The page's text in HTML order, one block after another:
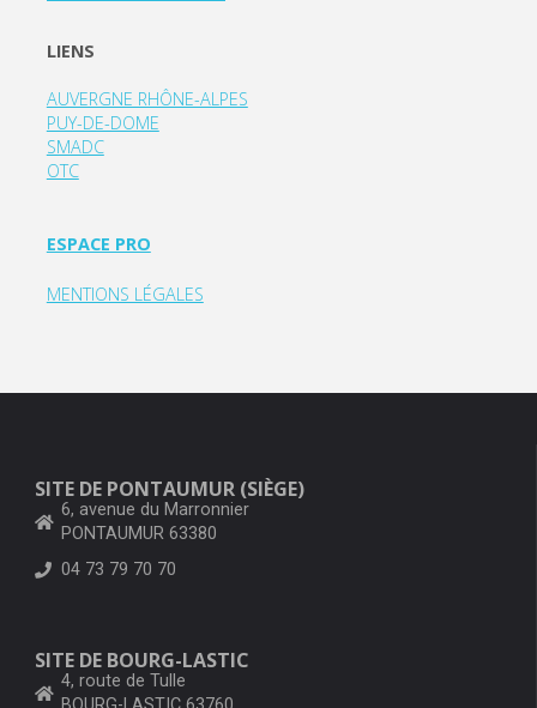
LIENS
AUVERGNE RHÔNE-ALPES
PUY-DE-DOME
SMADC
OTC
ESPACE PRO
MENTIONS LÉGALES
SITE DE PONTAUMUR (SIÈGE)
6, avenue du Marronnier
PONTAUMUR 63380
04 73 79 70 70
SITE DE BOURG-LASTIC
4, route de Tulle